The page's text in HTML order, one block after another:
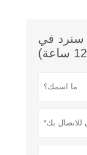
سنرد في